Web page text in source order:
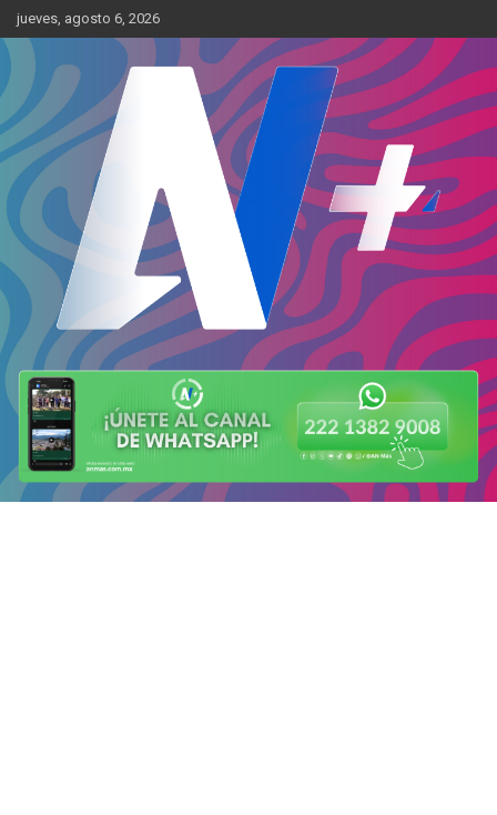
Skip
to
content
jueves, agosto 6, 2026
AN Más
Más cerca de ti